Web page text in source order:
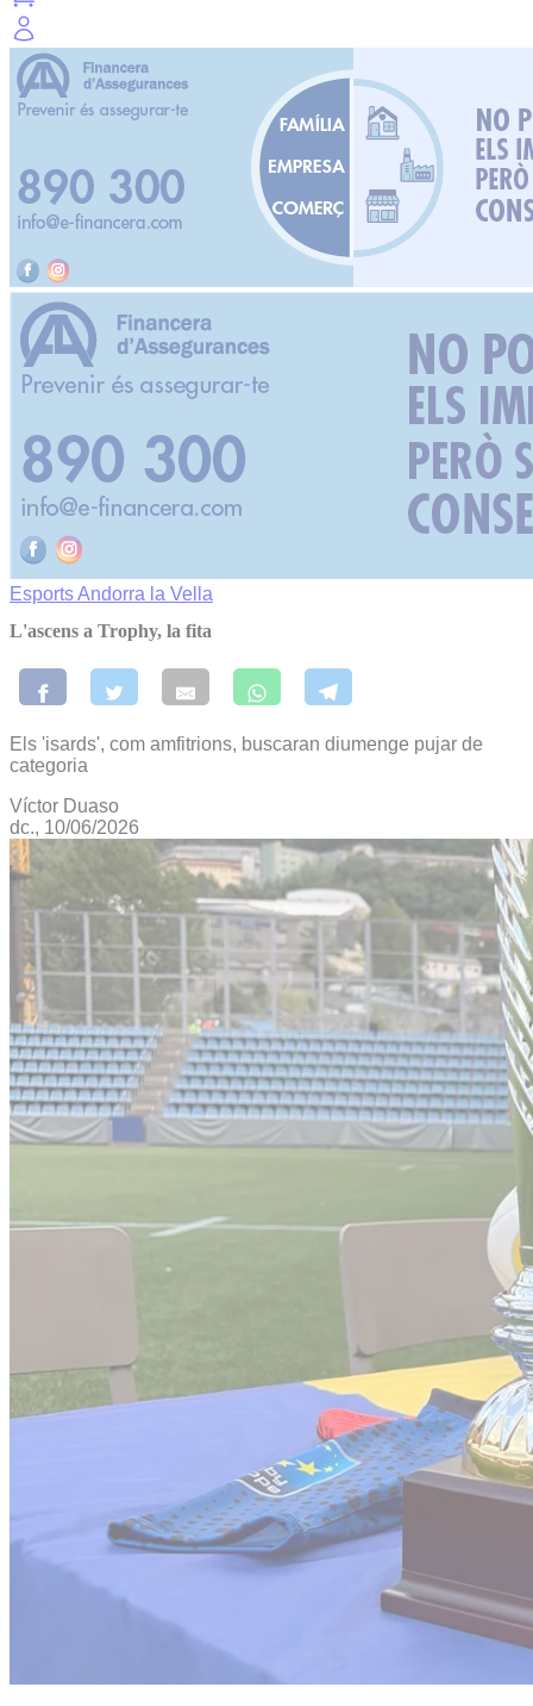
EsportsAndorra la Vella
L'ascens a Trophy, la fita
Els 'isards', com amfitrions, buscaran diumenge pujar de
categoria
Víctor Duaso
dc., 10/06/2026